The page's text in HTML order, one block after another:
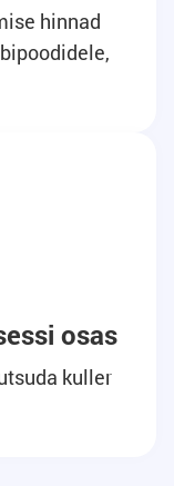
hinnad
osas
kuller